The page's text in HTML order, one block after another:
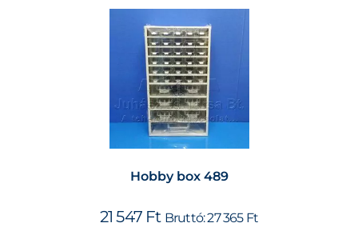
Hobby box 489
21 547 Ft Bruttó:27 365 Ft